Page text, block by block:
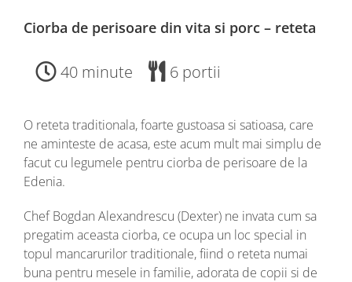
Ciorba de perisoare din vita si porc – reteta
40 minute 6 portii
O reteta traditionala, foarte gustoasa si satioasa, care
ne aminteste de acasa, este acum mult mai simplu de
facut cu legumele pentru ciorba de perisoare de la
Edenia.
Chef Bogdan Alexandrescu (Dexter) ne invata cum sa
pregatim aceasta ciorba, ce ocupa un loc special in
topul mancarurilor traditionale, fiind o reteta numai
buna pentru mesele in familie, adorata de copii si de